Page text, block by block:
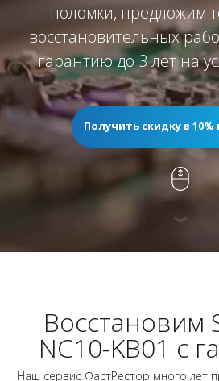
поломки, предложим
восстановительных
гарантию до 3 лет на
Получить скидку в
Восстановим
NC10-KB01 с
Наш сервис ФастРестор много лет